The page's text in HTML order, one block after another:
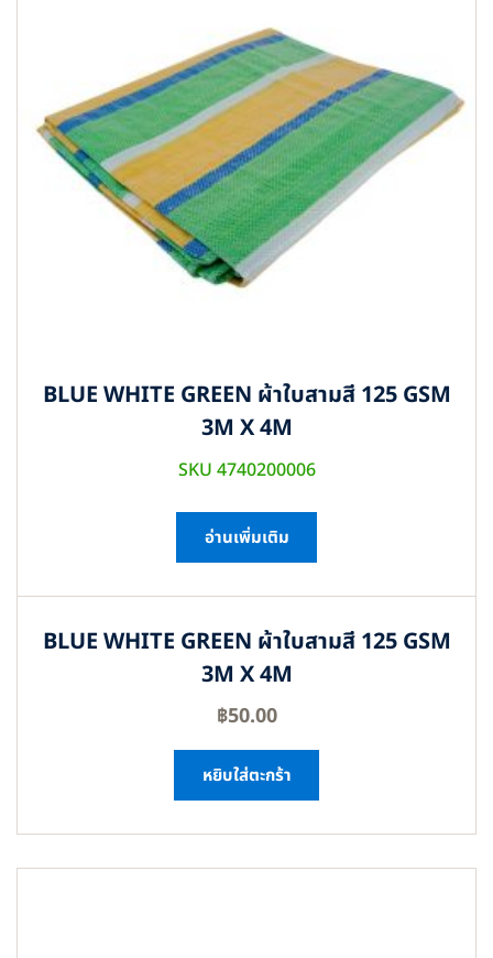
BLUE WHITE GREEN ผ้าใบสามสี 125 GSM
3M X 4M
SKU 4740200006
อ่านเพิ่มเติม
BLUE WHITE GREEN ผ้าใบสามสี 125 GSM
3M X 4M
฿50.00
หยิบใส่ตะกร้า